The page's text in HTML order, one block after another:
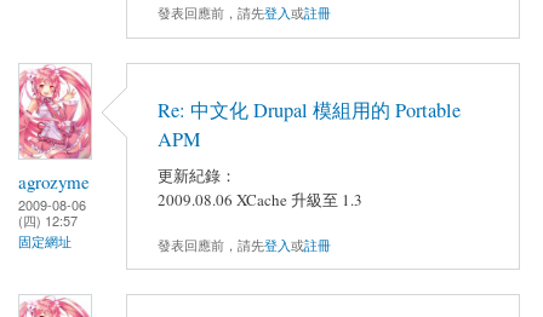
發表回應前，請先登入或註冊
agrozyme
2009-08-06
(四) 12:57
固定網址
Re: 中文化 Drupal 模組用的 Portable
APM
更新紀錄：
2009.08.06 XCache 升級至 1.3
發表回應前，請先登入或註冊